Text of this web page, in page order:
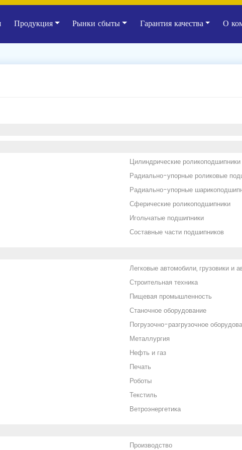
Продукция Рынки сбыты Гарантия качества О
Цилиндрические роликоподшипники
Радиально-упорные роликовые
Радиально-упорные
Сферические роликоподшипники
Игольчатые подшипники
Составные части подшипников
Легковые автомобили, грузовики и
Строительная техника
Пищевая промышленность
Станочное оборудование
Погрузочно-разгрузочное
Металлургия
Нефть и газ
Печать
Роботы
Текстиль
Ветроэнергетика
Производство